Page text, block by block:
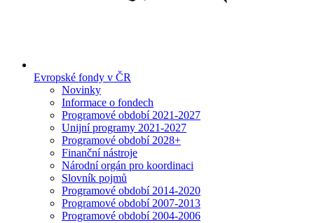
Evropské fondy v ČR
Novinky
Informace o fondech
Programové období 2021-2027
Unijní programy 2021-2027
Programové období 2028+
Finanční nástroje
Národní orgán pro koordinaci
Slovník pojmů
Programové období 2014-2020
Programové období 2007-2013
Programové období 2004-2006